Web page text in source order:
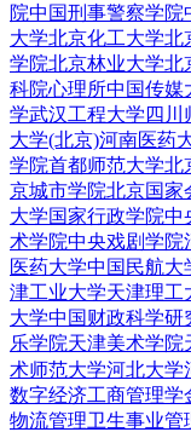
院中国刑事警察学院
大学北京化工大学北
学院北京林业大学北
科院心理所中国传媒
学武汉工程大学 四川
大学(北京)河南医药
学院首都师范大学北
京城市学院北京国家
大学国家行政学院中
术学院中央戏剧学院
医药大学中国民航大
津工业大学天津理工
大学中国财政科学研
乐学院天津美术学院
术师范大学河北大学
数字经济工商管理学
物流管理卫生事业管